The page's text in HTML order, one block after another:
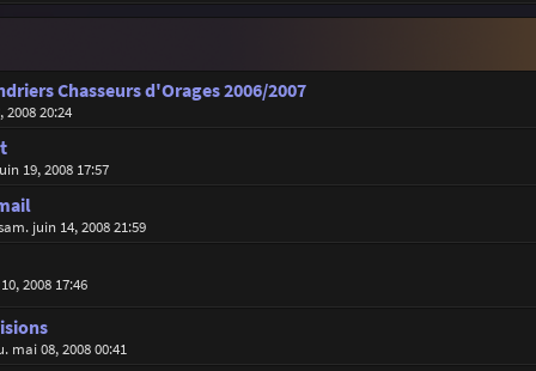
Chasseurs d'Orages 2006/2007
2008 20:24
19, 2008 17:57
juin 14, 2008 21:59
2008 17:46
mai 08, 2008 00:41